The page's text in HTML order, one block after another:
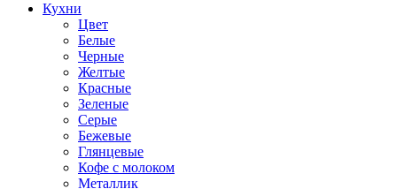
Кухни
Цвет
Белые
Черные
Желтые
Красные
Зеленые
Серые
Бежевые
Глянцевые
Кофе с молоком
Металлик